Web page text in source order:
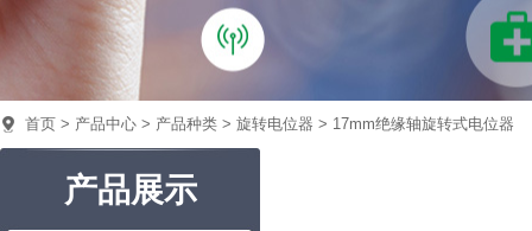
首页 > 产品中心 > 产品种类 > 旋转电位器 > 17mm绝缘轴旋转式电位器
产品展示